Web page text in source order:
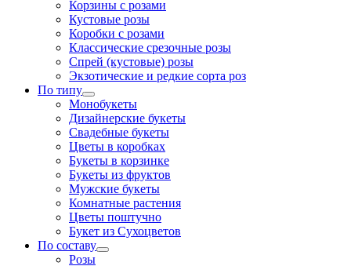
Корзины с розами
Кустовые розы
Коробки с розами
Классические срезочные розы
Спрей (кустовые) розы
Экзотические и редкие сорта роз
По типу
Монобукеты
Дизайнерские букеты
Свадебные букеты
Цветы в коробках
Букеты в корзинке
Букеты из фруктов
Мужские букеты
Комнатные растения
Цветы поштучно
Букет из Сухоцветов
По составу
Розы